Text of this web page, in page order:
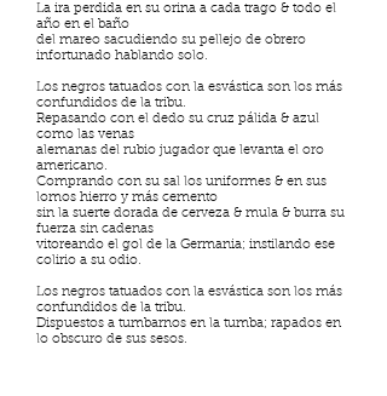
La ira perdida en su orina a cada trago & todo el
año en el baño
del mareo sacudiendo su pellejo de obrero
infortunado hablando solo.
Los negros tatuados con la esvástica son los más
confundidos de la tribu.
Repasando con el dedo su cruz pálida & azul
como las venas
alemanas del rubio jugador que levanta el oro
americano.
Comprando con su sal los uniformes & en sus
lomos hierro y más cemento
sin la suerte dorada de cerveza & mula & burra su
fuerza sin cadenas
vitoreando el gol de la Germania; instilando ese
colirio a su odio.
Los negros tatuados con la esvástica son los más
confundidos de la tribu.
Dispuestos a tumbarnos en la tumba; rapados en
lo obscuro de sus sesos.